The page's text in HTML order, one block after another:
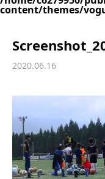
content/themes/
2020.06.16